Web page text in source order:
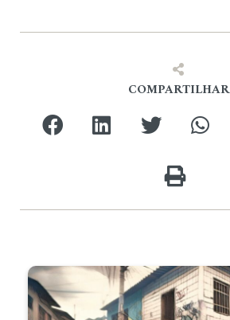
COMPARTILHAR